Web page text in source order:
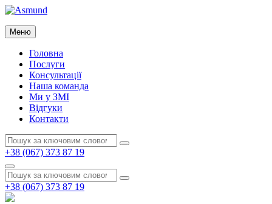
Перейти
вмісту
Asmund
Asmund
Меню
Головна
Послуги
Консультації
Наша команда
Ми у ЗМІ
Відгуки
Контакти
Пошук:
Пошук
+38 (067) 373 87 19
Пошук
Пошук:
Пошук
+38 (067) 373 87 19